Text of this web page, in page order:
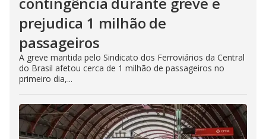
prejudica 1 milhão de
passageiros
A greve mantida pelo Sindicato dos Ferroviários da Central
do Brasil afetou cerca de 1 milhão de passageiros no
primeiro dia,...